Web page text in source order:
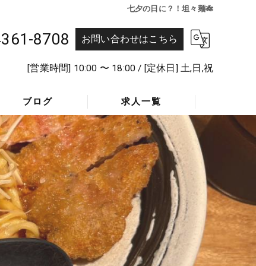
七夕の日に？！坦々麺🎋
8708 お問い合わせはこちら
[営業時間] 10:00 〜 18:00 / [定休日] 土,日,祝
ブログ 求人一覧
採用Q&A